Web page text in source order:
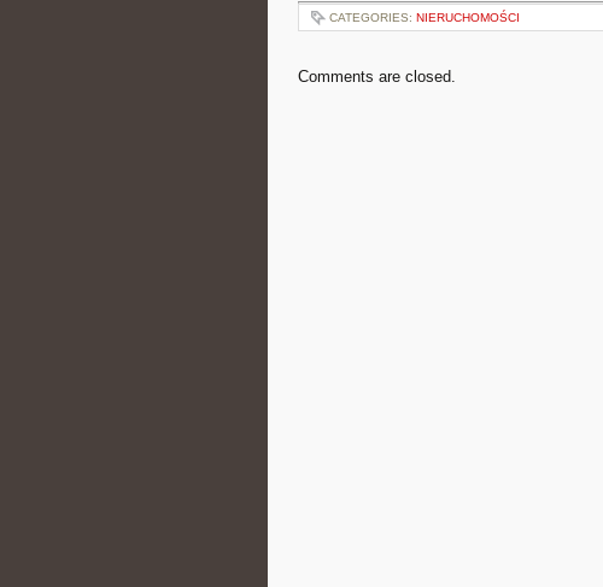
CATEGORIES: NIERUCHOMOŚCI
Comments are closed.